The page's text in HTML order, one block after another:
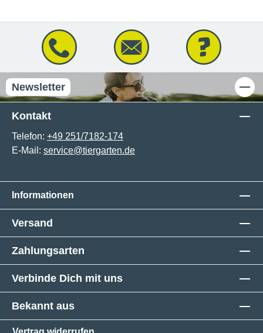
Newsletter
Kontakt
Telefon: +49 251/7182-174
E-Mail: service@tiergarten.de
Informationen
Versand
Zahlungsarten
Verbinde Dich mit uns
Bekannt aus